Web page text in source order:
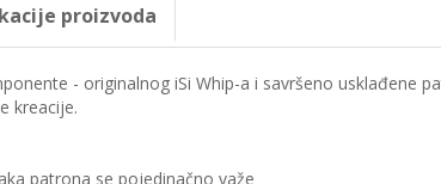
proizvoda
- originalnog iSi Whip-a i savršeno usklađene
kreacije.
patrona se pojedinačno važe